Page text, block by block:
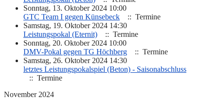
Sonntag, 13. Oktober 2024 10:00
GTC Team I gegen Künsebeck
:: Termine
Samstag, 19. Oktober 2024 14:30
Leistungspokal (Eternit)
:: Termine
Sonntag, 20. Oktober 2024 10:00
DMV-Pokal gegen TG Höchberg
:: Termine
Samstag, 26. Oktober 2024 14:30
letztes Leistungspokalspiel (Beton) - Saisonabschluss
:: Termine
November 2024